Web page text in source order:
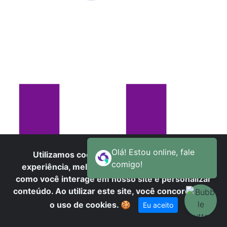
U
Utilizamos cookies para oferecer melhor
experiência, melhorar o desempenho, analisar
como você interage em nosso site e personalizar
conteúdo. Ao utilizar este site, você concorda com
o uso de cookies. 🍪 Eu aceito